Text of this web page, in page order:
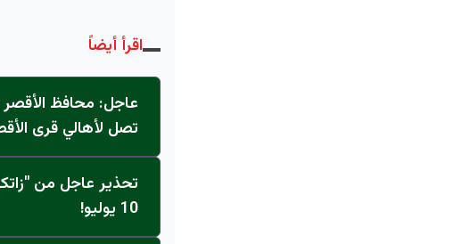
اقرأ أيضاً
عاجل: محافظ
تصل لأهالي قرى
تحذير عاجل من
10 يوليو!